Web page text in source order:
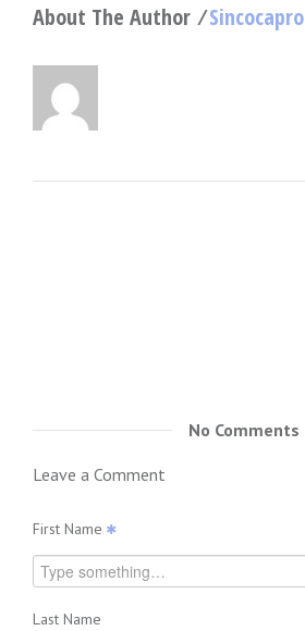
About The Author ⁄Sincocapro
No Comments
Leave a Comment
First Name
Last Name